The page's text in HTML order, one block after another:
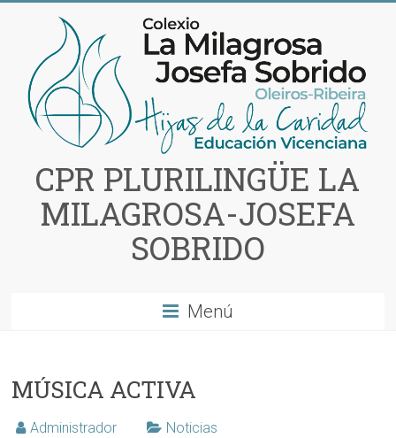
contenido
CPR PLURILINGÜE LA
MILAGROSA-JOSEFA
SOBRIDO
Menú
MÚSICA ACTIVA
Administrador Noticias